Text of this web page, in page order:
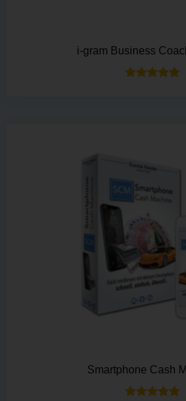
i-gram Business
Smartphone Cash